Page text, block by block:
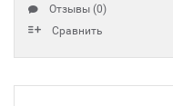
Отзывы (0)
Сравнить